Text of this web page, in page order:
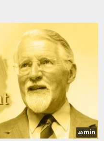
40 min